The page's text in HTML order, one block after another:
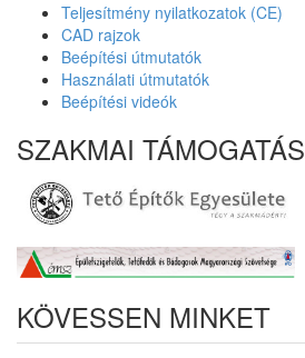
Teljesítmény nyilatkozatok (CE)
CAD rajzok
Beépítési útmutatók
Használati útmutatók
Beépítési videók
SZAKMAI TÁMOGATÁS
KÖVESSEN MINKET